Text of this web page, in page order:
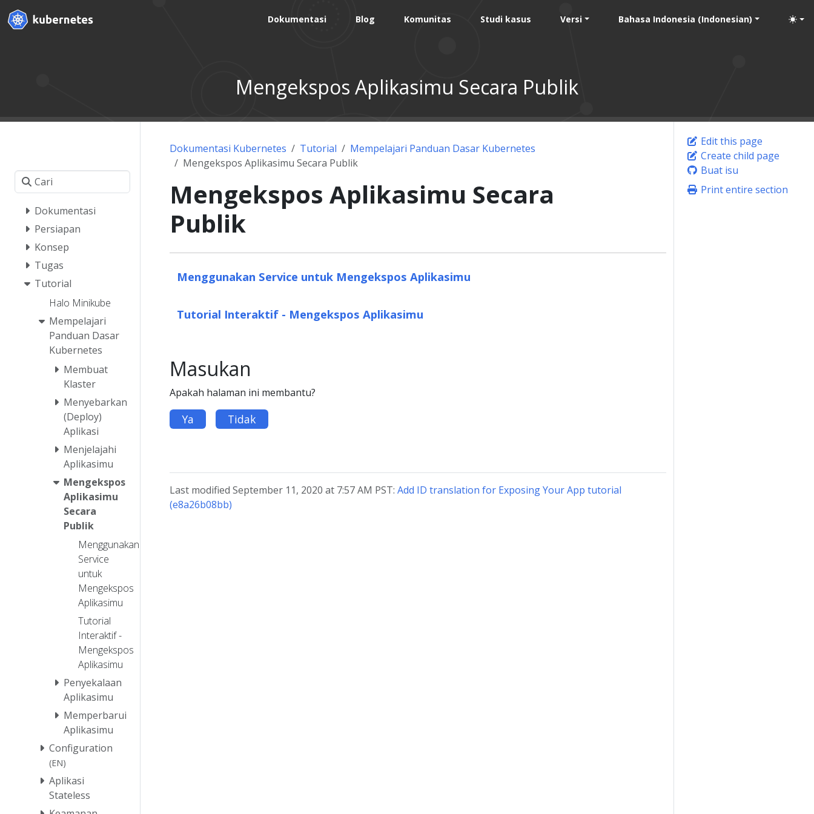
Dokumentasi Blog Komunitas Studi kasus Versi Bahasa Indonesia (Indonesian)
Mengekspos Aplikasimu Secara Publik
Dokumentasi
Persiapan
Konsep
Tugas
Tutorial
Halo Minikube
Mempelajari
Panduan Dasar
Kubernetes
Membuat
Klaster
Menyebarkan
(Deploy)
Aplikasi
Menjelajahi
Aplikasimu
Mengekspos
Aplikasimu
Secara
Publik
Menggunakan
Service
untuk
Mengekspos
Aplikasimu
Tutorial
Interaktif -
Mengekspos
Aplikasimu
Penyekalaan
Aplikasimu
Memperbarui
Aplikasimu
Configuration
(EN)
Aplikasi
Stateless
Edit this page
Create child page
Buat isu
Print entire section
Dokumentasi Kubernetes Tutorial
Mempelajari Panduan Dasar Kubernetes
Mengekspos Aplikasimu Secara Publik
Mengekspos Aplikasimu Secara
Publik
Menggunakan Service untuk Mengekspos Aplikasimu
Tutorial Interaktif - Mengekspos Aplikasimu
Masukan
Apakah halaman ini membantu?
Ya Tidak
Last modified September 11, 2020 at 7:57 AM PST: Add ID translation for Exposing Your App tutorial
(e8a26b08bb)